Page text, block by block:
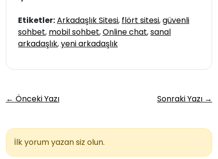
Etiketler:Arkadaşlık Sitesi, flört sitesi,güvenli
sohbet, mobil sohbet,Online chat,sanal
arkadaşlık,yeni arkadaşlık
← Önceki Yazı Sonraki Yazı →
İlk yorum yazan siz olun.